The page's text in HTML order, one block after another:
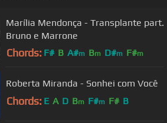
Marília Mendonça - Transplante part.
Bruno e Marrone
Chords: F# B A#m Bm D#m F#m
Roberta Miranda - Sonhei com Você
Chords: E A D Bm F#m F# B